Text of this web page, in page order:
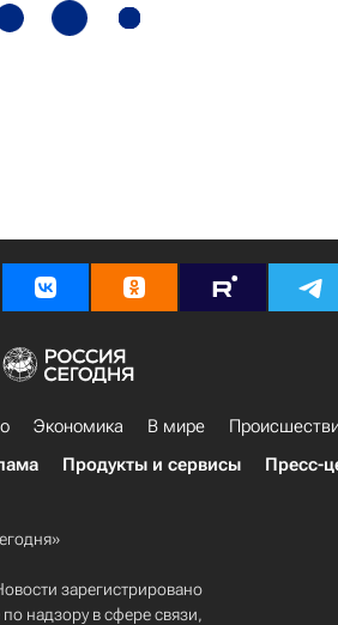
Экономика В мире
Продукты и сервисы Пресс-
зарегистрировано
надзору в сфере связи,